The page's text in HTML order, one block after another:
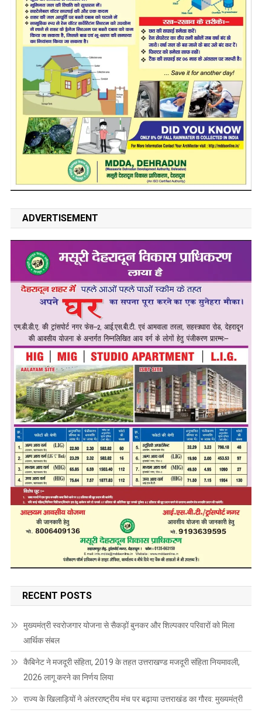
ADVERTISEMENT
RECENT POSTS
मुख्यमंत्री स्वरोजगार योजना से सैकड़ों बुनकर और शिल्पकार परिवारों को मिला
आर्थिक संबल
कैबिनेट ने मजदूरी संहिता, 2019 के तहत उत्तराखण्ड मजदूरी संहिता नियमावली,
2026 लागू करने का निर्णय लिया
राज्य के खिलाड़ियों ने अंतरराष्ट्रीय मंच पर बढ़ाया उत्तराखंड का गौरव: मुख्यमंत्री